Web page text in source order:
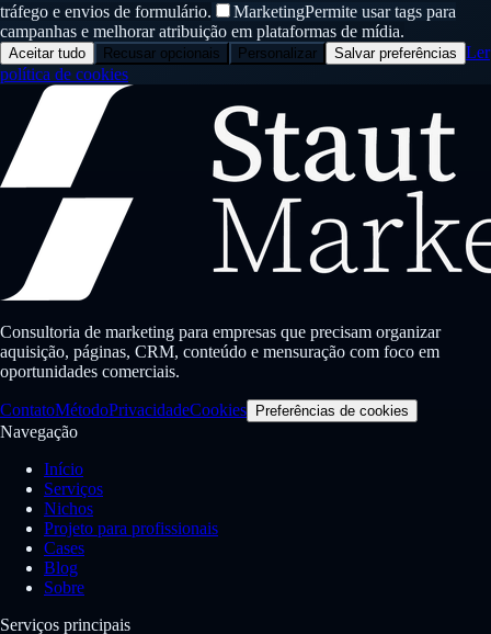
tráfego e envios de formulário.
MarketingPermite usar tags para
campanhas e melhorar atribuição em plataformas de mídia.
Aceitar tudo Recusar opcionais Personalizar Salvar preferências Ler
política de cookies
Consultoria de marketing para empresas que precisam organizar
aquisição, páginas, CRM, conteúdo e mensuração com foco em
oportunidades comerciais.
ContatoMétodoPrivacidadeCookies Preferências de cookies
Navegação
Início
Serviços
Nichos
Projeto para profissionais
Cases
Blog
Sobre
Serviços principais